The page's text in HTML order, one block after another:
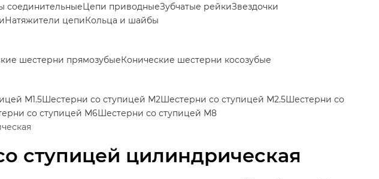
ступицей цилиндрическая
соединительныеЦепи приводныеЗубчатые рейкиЗвездочки
Натяжители цепиКольца и шайбы
шестерни прямозубыеКонические шестерни косозубые
М1.5Шестерни со ступицей М2Шестерни со ступицей М2.5Шестерни со
со ступицей М6Шестерни со ступицей М8